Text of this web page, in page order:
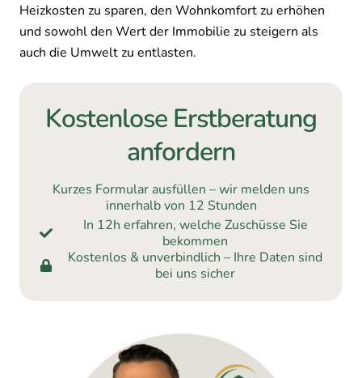
Heizkosten zu sparen, den Wohnkomfort zu erhöhen
und sowohl den Wert der Immobilie zu steigern als
auch die Umwelt zu entlasten.
Kostenlose Erstberatung
anfordern
Kurzes Formular ausfüllen – wir melden uns
innerhalb von 12 Stunden
In 12h erfahren, welche Zuschüsse Sie
bekommen
Kostenlos & unverbindlich – Ihre Daten sind
bei uns sicher